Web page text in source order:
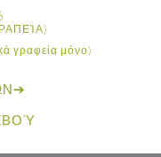
γραφεία μόνο)
➔